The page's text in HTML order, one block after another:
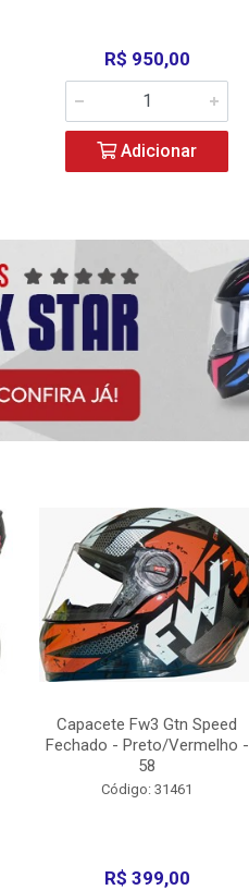
R$ 950,00
Adicionar
Capacete Fw3 Gtn Speed
Fechado - Preto/Vermelho -
58
Código: 31461
R$ 399,00